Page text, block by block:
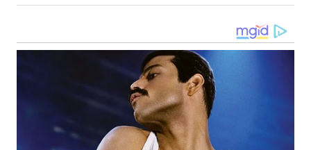
SERIBU
WN
TANGERANG